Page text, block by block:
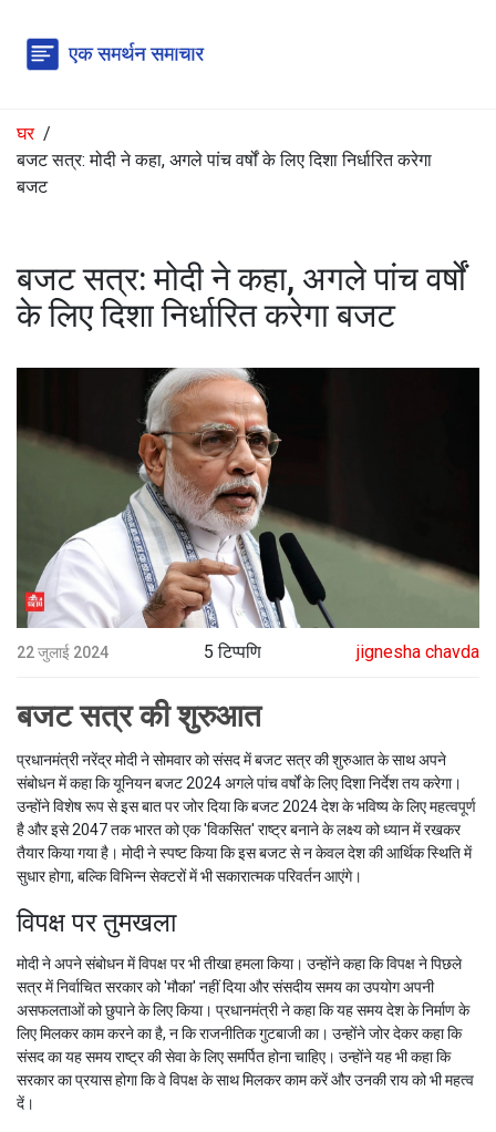
घर
बजट सत्र: मोदी ने कहा, अगले पांच वर्षों के लिए दिशा निर्धारित करेगा
बजट
बजट सत्र: मोदी ने कहा, अगले पांच वर्षों
के लिए दिशा निर्धारित करेगा बजट
22 जुलाई 2024 5 टिप्पणि jignesha chavda
बजट सत्र की शुरुआत
प्रधानमंत्री नरेंद्र मोदी ने सोमवार को संसद में बजट सत्र की शुरुआत के साथ अपने
संबोधन में कहा कि यूनियन बजट 2024 अगले पांच वर्षों के लिए दिशा निर्देश तय करेगा।
उन्होंने विशेष रूप से इस बात पर जोर दिया कि बजट 2024 देश के भविष्य के लिए महत्वपूर्ण
है और इसे 2047 तक भारत को एक 'विकसित' राष्ट्र बनाने के लक्ष्य को ध्यान में रखकर
तैयार किया गया है। मोदी ने स्पष्ट किया कि इस बजट से न केवल देश की आर्थिक स्थिति में
सुधार होगा, बल्कि विभिन्न सेक्टरों में भी सकारात्मक परिवर्तन आएंगे।
विपक्ष पर तुमखला
मोदी ने अपने संबोधन में विपक्ष पर भी तीखा हमला किया। उन्होंने कहा कि विपक्ष ने पिछले
सत्र में निर्वाचित सरकार को 'मौका' नहीं दिया और संसदीय समय का उपयोग अपनी
असफलताओं को छुपाने के लिए किया। प्रधानमंत्री ने कहा कि यह समय देश के निर्माण के
लिए मिलकर काम करने का है, न कि राजनीतिक गुटबाजी का। उन्होंने जोर देकर कहा कि
संसद का यह समय राष्ट्र की सेवा के लिए समर्पित होना चाहिए। उन्होंने यह भी कहा कि
सरकार का प्रयास होगा कि वे विपक्ष के साथ मिलकर काम करें और उनकी राय को भी महत्व
दें।